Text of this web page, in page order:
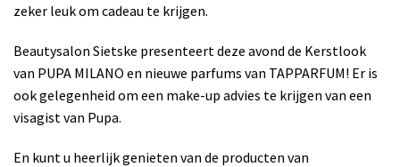
zeker leuk om cadeau te krijgen.
Beautysalon Sietske presenteert deze avond de Kerstlook
van PUPA MILANO en nieuwe parfums van TAPPARFUM! Er is
ook gelegenheid om een make-up advies te krijgen van een
visagist van Pupa.
En kunt u heerlijk genieten van de producten van